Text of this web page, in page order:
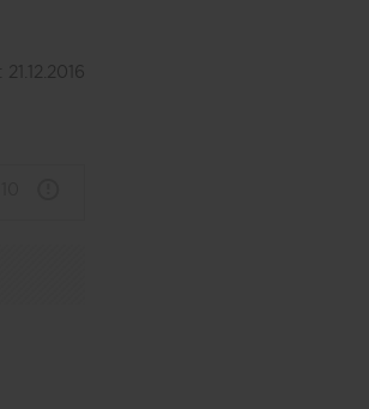
21.12.2016